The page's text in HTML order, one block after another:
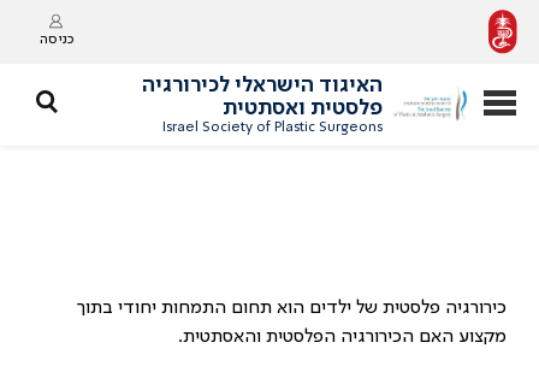
כניסה
האיגוד הישראלי לכירורגיה
פלסטית ואסתטית
Israel Society of Plastic Surgeons
כירורגיה פלסטית של ילדים הוא תחום התמחות יחודי בתוך
מקצוע האם הכירורגיה הפלסטית והאסתטית.